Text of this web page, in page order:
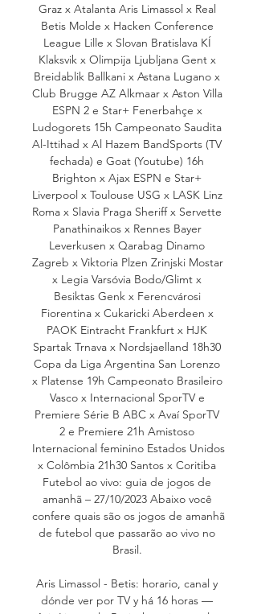
Graz x Atalanta Aris Limassol x Real
Betis Molde x Hacken Conference
League Lille x Slovan Bratislava KÍ
Klaksvik x Olimpija Ljubljana Gent x
Breidablik Ballkani x Astana Lugano x
Club Brugge AZ Alkmaar x Aston Villa
ESPN 2 e Star+ Fenerbahçe x
Ludogorets 15h Campeonato Saudita
Al-Ittihad x Al Hazem BandSports (TV
fechada) e Goat (Youtube) 16h
Brighton x Ajax ESPN e Star+
Liverpool x Toulouse USG x LASK Linz
Roma x Slavia Praga Sheriff x Servette
Panathinaikos x Rennes Bayer
Leverkusen x Qarabag Dinamo
Zagreb x Viktoria Plzen Zrinjski Mostar
x Legia Varsóvia Bodo/Glimt x
Besiktas Genk x Ferencvárosi
Fiorentina x Cukaricki Aberdeen x
PAOK Eintracht Frankfurt x HJK
Spartak Trnava x Nordsjaelland 18h30
Copa da Liga Argentina San Lorenzo
x Platense 19h Campeonato Brasileiro
Vasco x Internacional SporTV e
Premiere Série B ABC x Avaí SporTV
2 e Premiere 21h Amistoso
Internacional feminino Estados Unidos
x Colômbia 21h30 Santos x Coritiba
Futebol ao vivo: guia de jogos de
amanhã – 27/10/2023 Abaixo você
confere quais são os jogos de amanhã
de futebol que passarão ao vivo no
Brasil.
Aris Limassol - Betis: horario, canal y
dónde ver por TV y há 16 horas —